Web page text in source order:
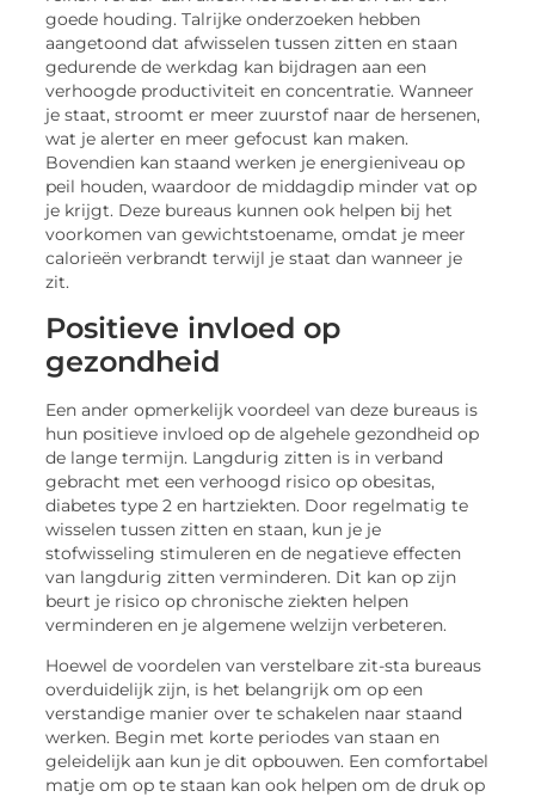
goede houding. Talrijke onderzoeken hebben
aangetoond dat afwisselen tussen zitten en staan
gedurende de werkdag kan bijdragen aan een
verhoogde productiviteit en concentratie. Wanneer
je staat, stroomt er meer zuurstof naar de hersenen,
wat je alerter en meer gefocust kan maken.
Bovendien kan staand werken je energieniveau op
peil houden, waardoor de middagdip minder vat op
je krijgt. Deze bureaus kunnen ook helpen bij het
voorkomen van gewichtstoename, omdat je meer
calorieën verbrandt terwijl je staat dan wanneer je
zit.
Positieve invloed op
gezondheid
Een ander opmerkelijk voordeel van deze bureaus is
hun positieve invloed op de algehele gezondheid op
de lange termijn. Langdurig zitten is in verband
gebracht met een verhoogd risico op obesitas,
diabetes type 2 en hartziekten. Door regelmatig te
wisselen tussen zitten en staan, kun je je
stofwisseling stimuleren en de negatieve effecten
van langdurig zitten verminderen. Dit kan op zijn
beurt je risico op chronische ziekten helpen
verminderen en je algemene welzijn verbeteren.
Hoewel de voordelen van verstelbare zit-sta bureaus
overduidelijk zijn, is het belangrijk om op een
verstandige manier over te schakelen naar staand
werken. Begin met korte periodes van staan en
geleidelijk aan kun je dit opbouwen. Een comfortabel
matje om op te staan kan ook helpen om de druk op